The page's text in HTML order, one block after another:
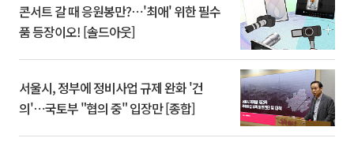
콘서트 갈 때 응원봉만?⋯'최애' 위한 필수
품 등장이오! [솔드아웃]
서울시, 정부에 정비사업 규제 완화 '건
의'⋯국토부 "협의 중" 입장만 [종합]